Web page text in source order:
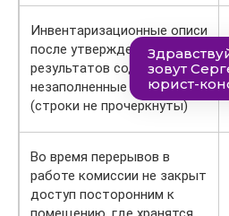
Инвентаризационные описи
после утверждения
результатов содержат
незаполненные — строки
(строки не прочеркнуты)
Во время перерывов в
работе комиссии не закрыт
доступ посторонним к